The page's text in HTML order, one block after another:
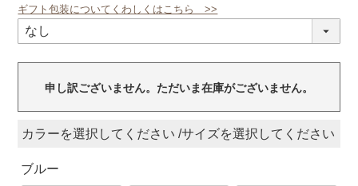
(必
ギフト包装についてくわしくはこちら >>
申し訳ございません。ただいま在庫がございません。
カラー サイズ
ブルー